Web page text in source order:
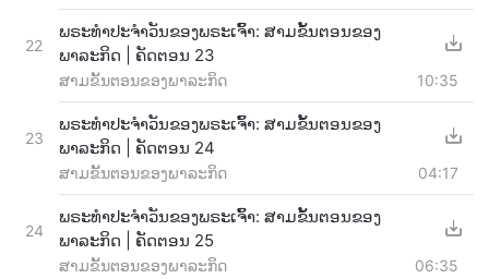
22
ພຣະທຳປະຈຳວັນຂອງພຣະເຈົ້າ: ສາມຂັ້ນຕອນຂອງ
ພາລະກິດ | ຄັດຕອນ 23
ສາມຂັ້ນຕອນຂອງພາລະກິດ 10:35
23
ພຣະທຳປະຈຳວັນຂອງພຣະເຈົ້າ: ສາມຂັ້ນຕອນຂອງ
ພາລະກິດ | ຄັດຕອນ 24
ສາມຂັ້ນຕອນຂອງພາລະກິດ 04:17
24
ພຣະທຳປະຈຳວັນຂອງພຣະເຈົ້າ: ສາມຂັ້ນຕອນຂອງ
ພາລະກິດ | ຄັດຕອນ 25
ສາມຂັ້ນຕອນຂອງພາລະກິດ 06:35